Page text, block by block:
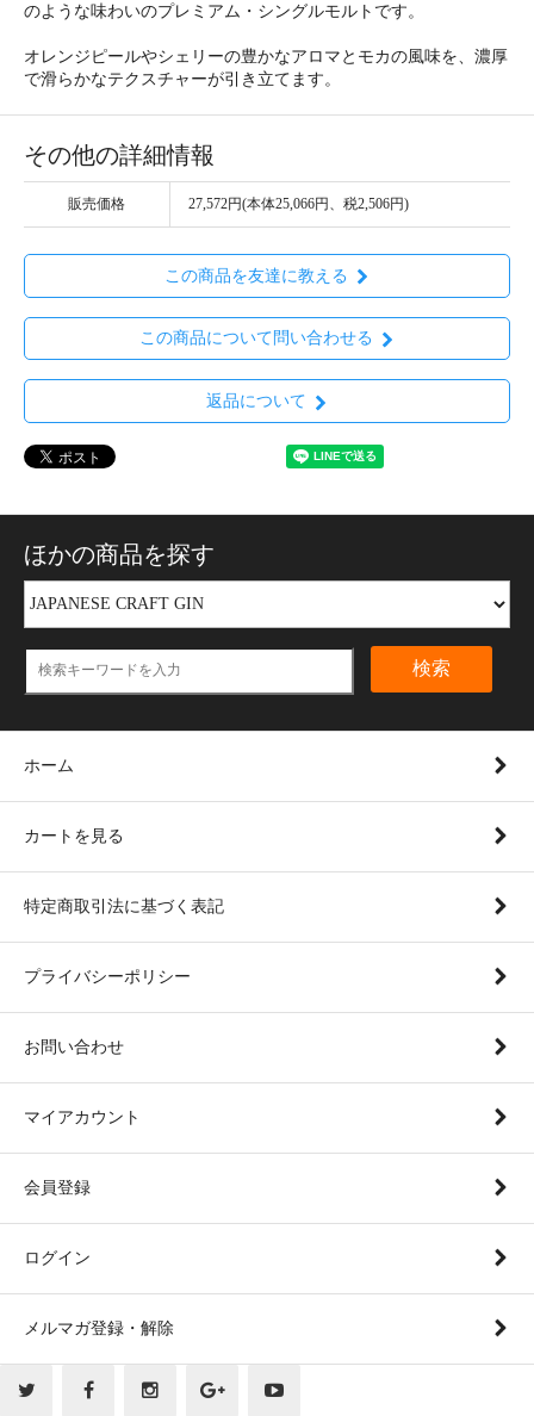
のような味わいのプレミアム・シングルモルトです。
オレンジピールやシェリーの豊かなアロマとモカの風味を、濃厚
で滑らかなテクスチャーが引き立てます。
その他の詳細情報
販売価格 27,572円(本体25,066円、税2,506円)
この商品を友達に教える
この商品について問い合わせる
返品について
ほかの商品を探す
検索
ホーム
カートを見る
特定商取引法に基づく表記
プライバシーポリシー
お問い合わせ
マイアカウント
会員登録
ログイン
メルマガ登録・解除